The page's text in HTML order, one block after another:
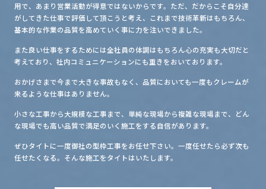
用で、あまり営業活動が得意ではないからです。ただ、だからこそ自分達
がしてきた仕事で評価して頂こうと考え、これまで技術革新はもちろん、
基本的な作業の品質を高めていく事に力を注いできました。
また良い仕事をするためには全社員の体調はもちろん心の充実も大切だと
考えており、社内コミュニケーションにも重きをおいております。
おかげさまで今まで大きな事故もなく、品質においても一度もクレームが
来るような仕事はありません。
小さな工事から大規模な工事まで、単純な現場から複雑な現場まで、どん
な現場でも高い品質で満足のいく施工をする自信があります。
ぜひタイトに一度御社の型枠工事をお任せ下さい。一度任せたら必ず次も
任せたくなる。そんな施工をタイトはいたします。